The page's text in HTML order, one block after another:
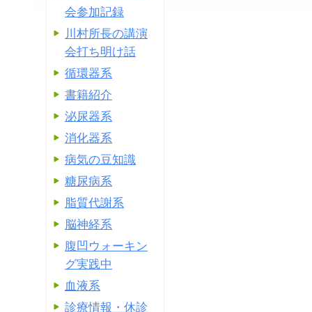
会参加記録
川村所長の講演
会打ち明け話
循環器系
書籍紹介
泌尿器系
消化器系
病気の豆知識
糖尿病系
脂質代謝系
脳神経系
腹凹ウォーキン
グ実践中
血液系
診療情報・休診